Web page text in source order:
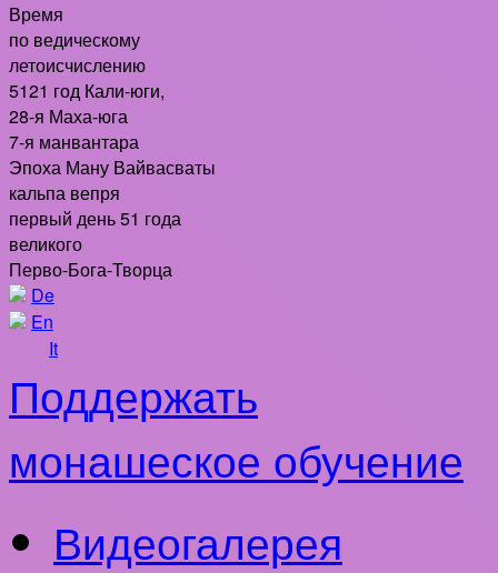
Время
по ведическому
летоисчислению
5121 год Кали-юги,
28-я Маха-юга
7-я манвантара
Эпоха Ману Вайвасваты
кальпа вепря
первый день 51 года
великого
Перво-Бога-Творца
De
En
It
Поддержать
монашеское обучение
Видеогалерея